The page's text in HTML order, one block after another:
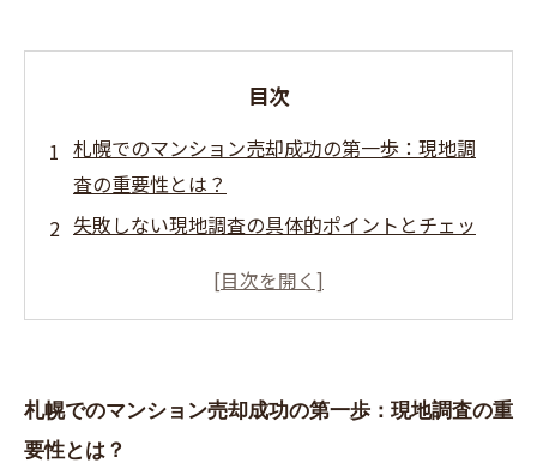
目次
札幌でのマンション売却成功の第一歩：現地調
査の重要性とは？
失敗しない現地調査の具体的ポイントとチェッ
査定額に大きく影響！札幌独自の市場動向と類
のコツ
現地調査と査定を活かして、札幌マンション売
札幌でのマンション売却成功の第一歩：現地調査の重
要性とは？